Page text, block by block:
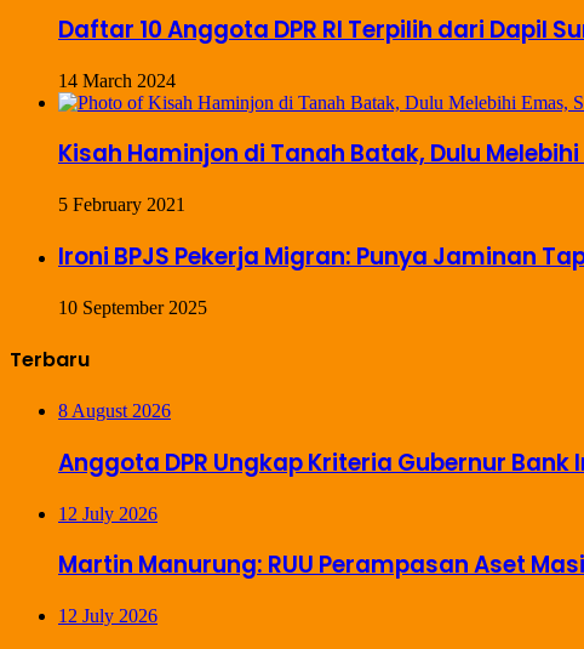
Daftar 10 Anggota DPR RI Terpilih dari Dapil
14 March 2024
Kisah Haminjon di Tanah Batak, Dulu
5 February 2021
Ironi BPJS Pekerja Migran: Punya Jaminan
10 September 2025
Terbaru
8 August 2026
Anggota DPR Ungkap Kriteria Gubernur
12 July 2026
Martin Manurung: RUU Perampasan Aset
12 July 2026